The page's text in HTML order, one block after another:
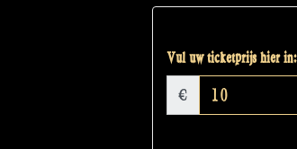
Vul uw ticketprijs hier in:
€